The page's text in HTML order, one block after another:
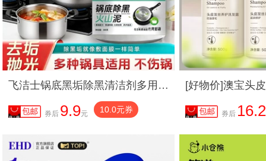
飞洁士锅底黑垢除黑清洁剂多用途不锈钢重油污焦渍黑锅海藻泥除垢
券后 9.9元 10.0元券 券后 16.2